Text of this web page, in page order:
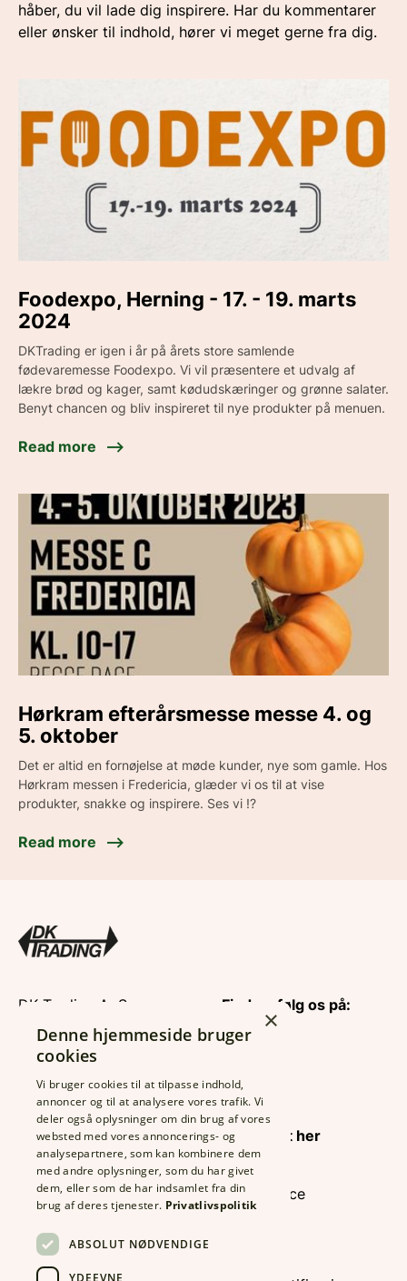
håber, du vil lade dig inspirere. Har du kommentarer
eller ønsker til indhold, hører vi meget gerne fra dig.
Foodexpo, Herning - 17. - 19. marts
2024
DKTrading er igen i år på årets store samlende
fødevaremesse Foodexpo. Vi vil præsentere et udvalg af
lækre brød og kager, samt kødudskæringer og grønne salater.
Benyt chancen og bliv inspireret til nye produkter på menuen.
Read more
Hørkram efterårsmesse messe 4. og
5. oktober
Det er altid en fornøjelse at møde kunder, nye som gamle. Hos
Hørkram messen i Fredericia, glæder vi os til at vise
produkter, snakke og inspirere. Ses vi !?
Read more
DK Trading ApS
CVR: 26122635
Rolfsgade 123
Tlf.: 7513 6633
Fax: 7513 3189
info@dktrading.dk
Find og følg os på:
Find din
konsulent her
Kontrolrapport
Økologi Kontrol
Foodservice
Industri
×
Denne hjemmeside bruger
cookies
Vi bruger cookies til at tilpasse indhold,
annoncer og til at analysere vores trafik. Vi
deler også oplysninger om din brug af vores
websted med vores annoncerings- og
analysepartnere, som kan kombinere dem
med andre oplysninger, som du har givet
dem, eller som de har indsamlet fra din
brug af deres tjenester. Privatlivspolitik
ABSOLUT NØDVENDIGE
YDEEVNE